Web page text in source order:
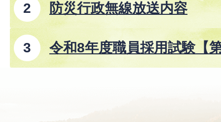
防災行政無線放送内容
令和8年度職員採用試験【